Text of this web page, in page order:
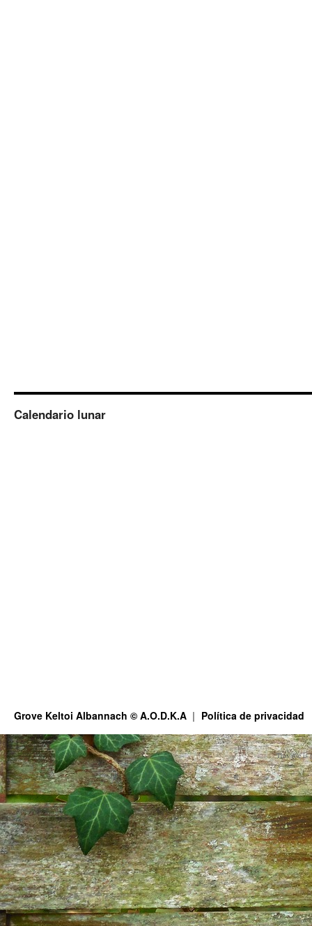
Calendario lunar
Grove Keltoi Albannach © A.O.D.K.A Política de privacidad
This site is